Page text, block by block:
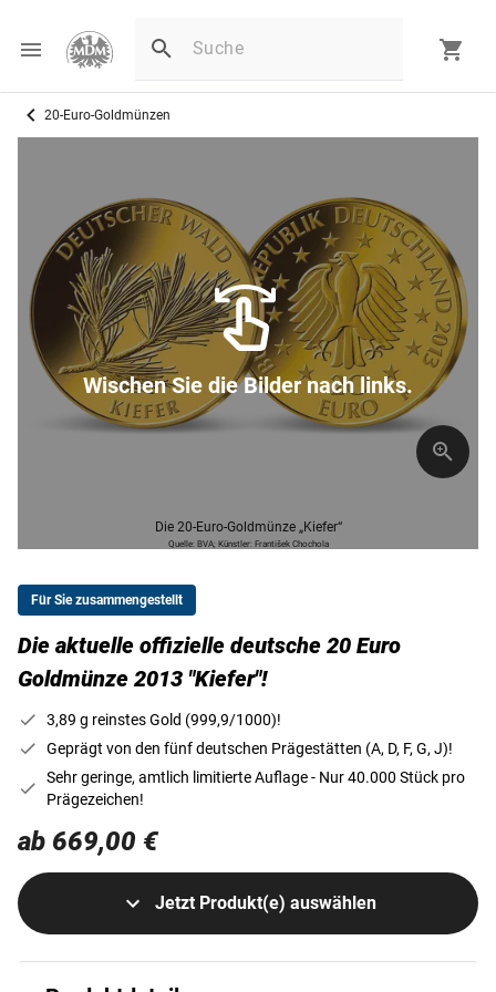
20-Euro-Goldmünzen
Die 20-Euro-Goldmünze „Kiefer“
Quelle: BVA; Künstler: František Chochola
Wischen Sie die Bilder nach links.
Für Sie zusammengestellt
Die aktuelle offizielle deutsche 20 Euro
Goldmünze 2013 "Kiefer"!
3,89 g reinstes Gold (999,9/1000)!
Geprägt von den fünf deutschen Prägestätten (A, D, F, G, J)!
Sehr geringe, amtlich limitierte Auflage - Nur 40.000 Stück pro
Prägezeichen!
ab 669,00 €
Jetzt Produkt(e) auswählen